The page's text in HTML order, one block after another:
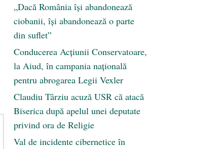
„Dacă România își abandonează
ciobanii, își abandonează o parte
din suflet”
Conducerea Acțiunii Conservatoare,
la Aiud, în campania națională
pentru abrogarea Legii Vexler
Claudiu Târziu acuză USR că atacă
Biserica după apelul unei deputate
privind ora de Religie
Val de incidente cibernetice în